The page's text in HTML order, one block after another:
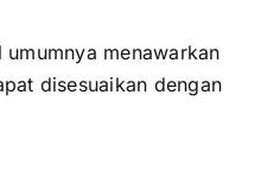
menawarkan
disesuaikan dengan